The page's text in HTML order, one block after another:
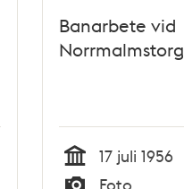
Banarbete vid
Norrmalmstorg
Tid
17 juli 1956
Foto